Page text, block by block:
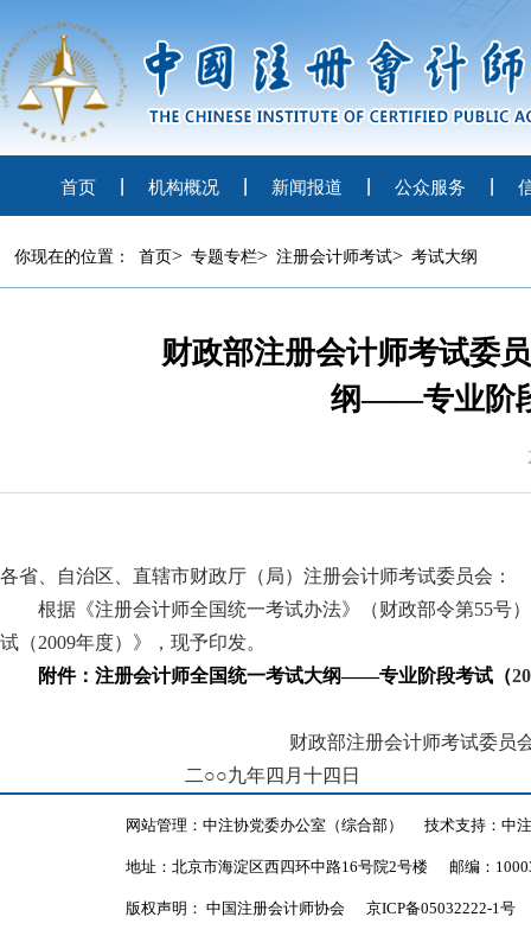
首页 机构概况 新闻报道 公众服务
你现在的位置： 首页> 专题专栏> 注册会计师考试> 考试大纲
财政部注册会计师考试委
纲——专业阶
各省、自治区、直辖市财政厅（局）注册会计师考试委员会：
根据《注册会计师全国统一考试办法》（财政部令第55号
试（2009年度）》
，现予印发。
附件： 注册会计师全国统一考试大纲——专业阶段考试（
财政部注册会计师考试委员
二○○九年四月十四日
网站管理：中注协党委办公室（综合部） 技术支持：中
地址：北京市海淀区西四环中路16号院2号楼 邮编：
版权声明： 中国注册会计师协会 京ICP备05032222-1号